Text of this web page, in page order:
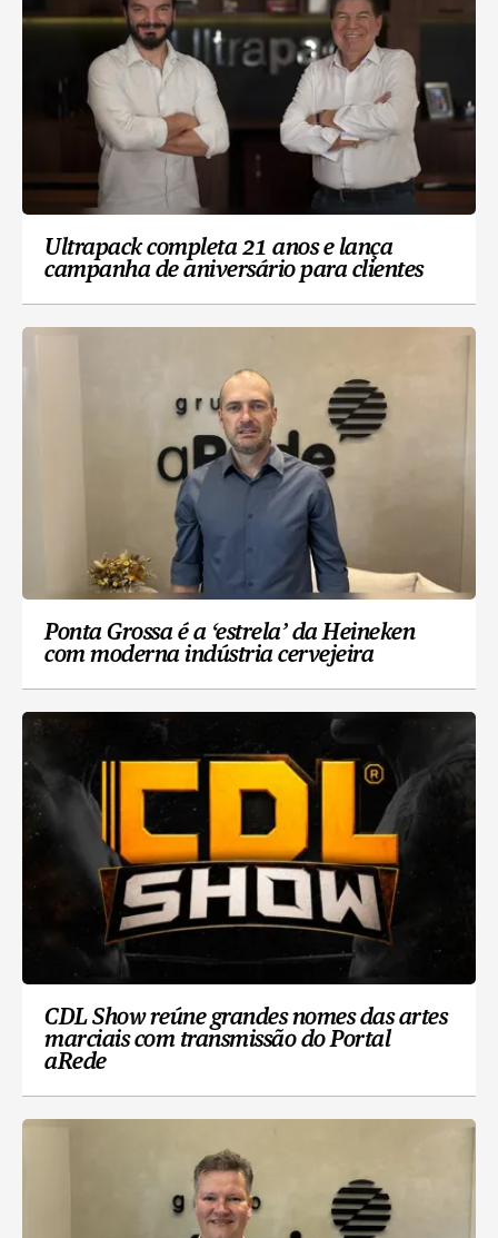
Ultrapack completa 21 anos e lança
campanha de aniversário para clientes
Ponta Grossa é a ‘estrela’ da Heineken
com moderna indústria cervejeira
CDL Show reúne grandes nomes das artes
marciais com transmissão do Portal
aRede